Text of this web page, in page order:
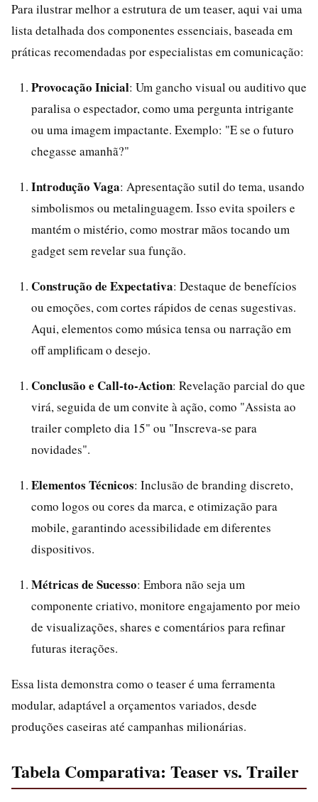
Para ilustrar melhor a estrutura de um teaser, aqui vai uma
lista detalhada dos componentes essenciais, baseada em
práticas recomendadas por especialistas em comunicação:
Provocação Inicial: Um gancho visual ou auditivo que
paralisa o espectador, como uma pergunta intrigante
ou uma imagem impactante. Exemplo: "E se o futuro
chegasse amanhã?"
Introdução Vaga: Apresentação sutil do tema, usando
simbolismos ou metalinguagem. Isso evita spoilers e
mantém o mistério, como mostrar mãos tocando um
gadget sem revelar sua função.
Construção de Expectativa: Destaque de benefícios
ou emoções, com cortes rápidos de cenas sugestivas.
Aqui, elementos como música tensa ou narração em
off amplificam o desejo.
Conclusão e Call-to-Action: Revelação parcial do que
virá, seguida de um convite à ação, como "Assista ao
trailer completo dia 15" ou "Inscreva-se para
novidades".
Elementos Técnicos: Inclusão de branding discreto,
como logos ou cores da marca, e otimização para
mobile, garantindo acessibilidade em diferentes
dispositivos.
Métricas de Sucesso: Embora não seja um
componente criativo, monitore engajamento por meio
de visualizações, shares e comentários para refinar
futuras iterações.
Essa lista demonstra como o teaser é uma ferramenta
modular, adaptável a orçamentos variados, desde
produções caseiras até campanhas milionárias.
Tabela Comparativa: Teaser vs. Trailer